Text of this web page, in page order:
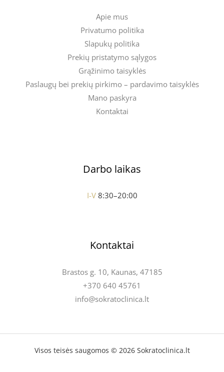
Apie mus
Privatumo politika
Slapukų politika
Prekių pristatymo sąlygos
Grąžinimo taisyklės
Paslaugų bei prekių pirkimo – pardavimo taisyklės
Mano paskyra
Kontaktai
Darbo laikas
I-V 8:30–20:00
Kontaktai
Brastos g. 10, Kaunas, 47185
+370 640 45761
info@sokratoclinica.lt
Visos teisės saugomos © 2026 Sokratoclinica.lt